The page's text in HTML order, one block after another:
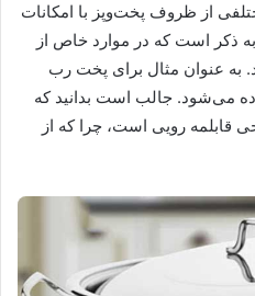
از ظروف پخت‌وپز با امکانات
به ذکر است که در موارد خاص از
عنوان مثال برای پخت رب
می‌شود. جالب است بدانید که
قابلمه رویی است، چرا که از